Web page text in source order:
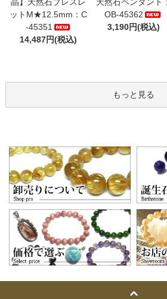
ットM★12.5mm：C
-45351
14,487円(税込)
OB-45362
3,190円(税込)
もっと見る